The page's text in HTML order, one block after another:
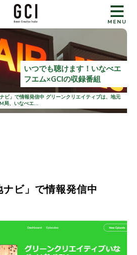
MENU
いつでも聴けます！いなべエ
フエム×GCIの収録番組
ビ」で情報発信中 グリーンクリエイティブは、地元
局、いなべエ...
ナビ」で情報発信中